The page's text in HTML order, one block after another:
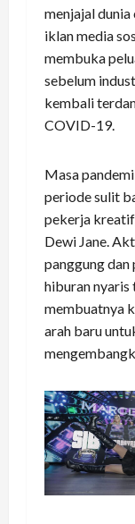
menjajal dunia
iklan media
membuka
sebelum
kembali
COVID-19.
Masa
periode sulit
pekerja
Dewi Jane.
panggung
hiburan nyaris
membuatnya
arah baru